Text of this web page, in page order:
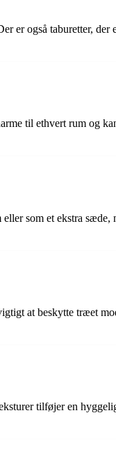
er også taburetter,
til ethvert rum og
som et ekstra sæde,
at beskytte træet
tilføjer en